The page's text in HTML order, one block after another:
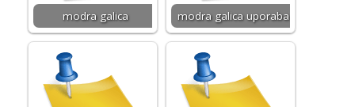
modra galica modra galica uporaba